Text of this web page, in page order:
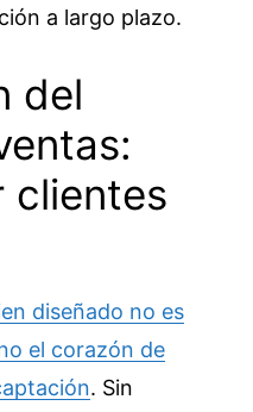
a largo plazo.
del
clientes
diseñado no es
el corazón de
. Sin